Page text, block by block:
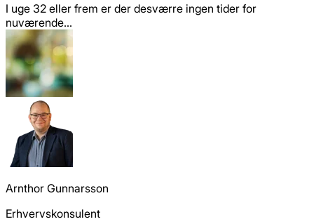
I uge 32 eller frem er der desværre ingen tider for
nuværende...
Arnthor Gunnarsson
Erhvervskonsulent